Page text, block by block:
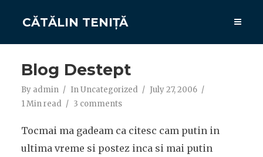
CĂTĂLIN TENIȚĂ
Blog Destept
By admin InUncategorized
July 27, 2006
1 Min read
3 comments
Tocmai ma gadeam ca citesc cam putin in
ultima vreme si postez inca si mai putin